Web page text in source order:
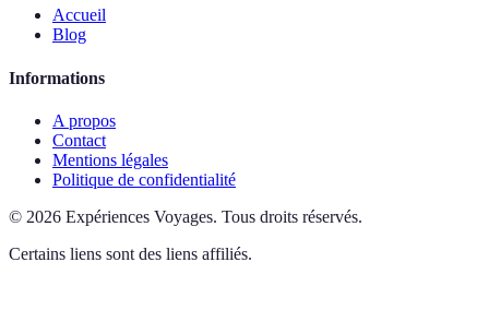
Accueil
Blog
Informations
A propos
Contact
Mentions légales
Politique de confidentialité
© 2026 Expériences Voyages. Tous droits réservés.
Certains liens sont des liens affiliés.